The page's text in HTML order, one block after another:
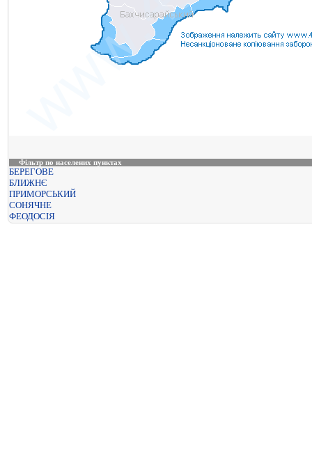
Фільтр по населених пунктах
БЕРЕГОВЕ
БЛИЖНЄ
ПРИМОРСЬКИЙ
СОНЯЧНЕ
ФЕОДОСІЯ